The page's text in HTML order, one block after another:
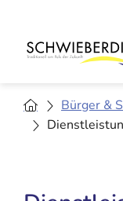
Bürger &